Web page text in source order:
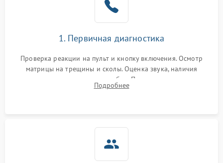
1. Первичная диагностика
Проверка реакции на пульт и кнопку включения. Осмотр
матрицы на трещины и сколы. Оценка звука, наличия
подсветки и индикаторов ошибок. Подключение тестовых
источников сигнала для выявления симптомов поломки.
Подробнее